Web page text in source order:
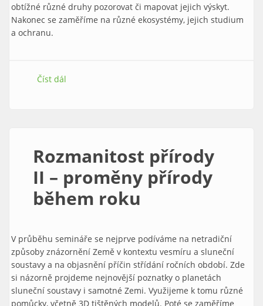
obtížné různé druhy pozorovat či mapovat jejich výskyt.
Nakonec se zaměříme na různé ekosystémy, jejich studium
a ochranu.
Číst dál
Rozmanitost přírody
II – proměny přírody
během roku
V průběhu semináře se nejprve podíváme na netradiční
způsoby znázornění Země v kontextu vesmíru a sluneční
soustavy a na objasnění příčin střídání ročních období. Zde
si názorně projdeme nejnovější poznatky o planetách
sluneční soustavy i samotné Zemi. Využijeme k tomu různé
pomůcky, včetně 3D tištěných modelů. Poté se zaměříme